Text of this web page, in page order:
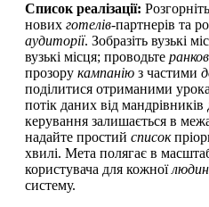
Список реалізації:
нових готелів-партнерів та
аудиторії. Зобразіть вузькі
вузькі місця; проводьте
прозору кампанію з частими
поділитися отриманими
потік даних від мандрівників
керування залишається в
надайте простий список
хвилі. Мета полягає в
користувача для кожної
систему.